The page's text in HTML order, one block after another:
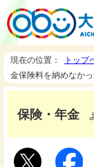
現在の位置： トップ
金保険料を納めなか
保険・年金